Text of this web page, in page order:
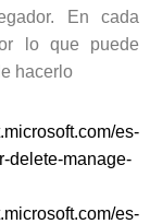
En cada
lo que puede
hacerlo
es-
delete-manage-
es-